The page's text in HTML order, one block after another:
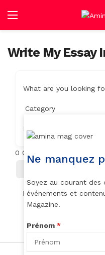
Write My Essay
What are you looking
Location
0 Objets trouvés
No listings found.
Ne manquez
Soyez au courant des
événements et
Magazine.
Prénom *